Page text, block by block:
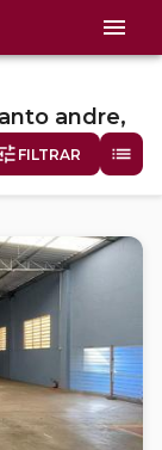
andre,
FILTRAR